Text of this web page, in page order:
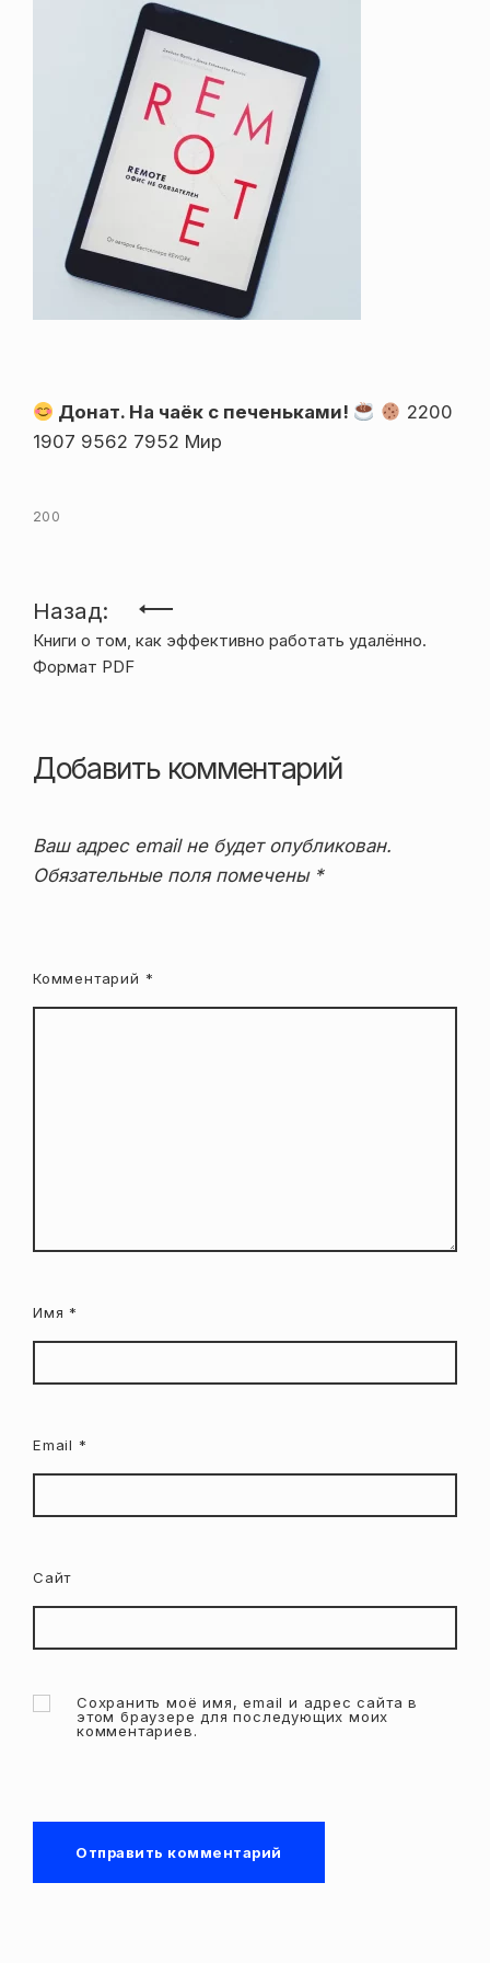
Донат. На чаёк с печеньками!
2200
1907 9562 7952 Мир
200
Навигация
по
Назад:
Книги о том, как эффективно работать удалённо.
Формат PDF
Добавить комментарий
Ваш адрес email не будет опубликован.
Обязательные поля помечены *
Комментарий *
Имя *
Email *
Сайт
Сохранить моё имя, email и адрес сайта в
этом браузере для последующих моих
комментариев.